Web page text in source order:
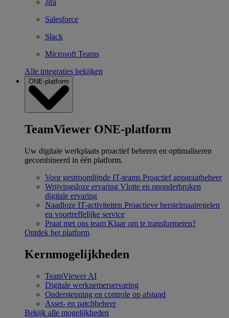
Jira
Salesforce
Slack
Microsoft Teams
Alle integraties bekijken
ONE-platform
TeamViewer ONE-platform
Uw digitale werkplaats proactief beheren en optimaliseren
gecombineerd in één platform.
Voor gestroomlijnde IT-teams Proactief apparaatbeheer
Wrijvingsloze ervaring Vlotte en ononderbroken
digitale ervaring
Naadloze IT-activiteiten Proactieve herstelmaatregelen
en voortreffelijke service
Praat met ons team Klaar om te transformeren?
Ontdek het platform
Kernmogelijkheden
TeamViewer AI
Digitale werknemerservaring
Ondersteuning en controle op afstand
Asset- en patchbeheer
Bekijk alle mogelijkheden